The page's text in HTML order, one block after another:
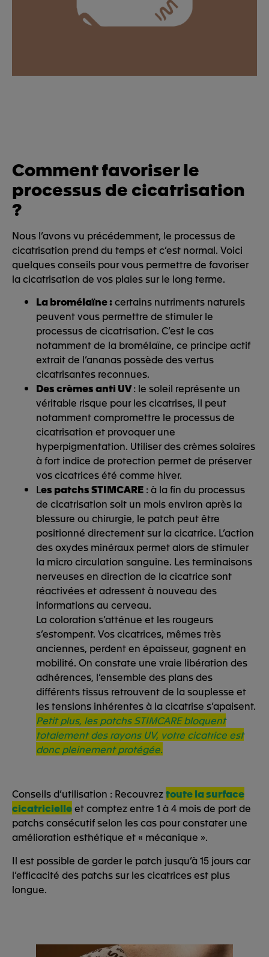
Comment favoriser le
processus de cicatrisation
?
Nous l’avons vu précédemment, le processus de
cicatrisation prend du temps et c’est normal. Voici
quelques conseils pour vous permettre de favoriser
la cicatrisation de vos plaies sur le long terme.
La bromélaïne :certains nutriments naturels
peuvent vous permettre de stimuler le
processus de cicatrisation. C’est le cas
notamment de la bromélaïne, ce principe actif
extrait de l’ananas possède des vertus
cicatrisantes reconnues.
Des crèmes anti UV: le soleil représente un
véritable risque pour les cicatrises, il peut
notamment compromettre le processus de
cicatrisation et provoquer une
hyperpigmentation. Utiliser des crèmes solaires
à fort indice de protection permet de préserver
vos cicatrices été comme hiver.
Les patchs STIMCARE : à la fin du processus
de cicatrisation soit un mois environ après la
blessure ou chirurgie, le patch peut être
positionné directement sur la cicatrice. L’action
des oxydes minéraux permet alors de stimuler
la micro circulation sanguine. Les terminaisons
nerveuses en direction de la cicatrice sont
réactivées et adressent à nouveau des
informations au cerveau.
La coloration s’atténue et les rougeurs
s’estompent. Vos cicatrices, mêmes très
anciennes, perdent en épaisseur, gagnent en
mobilité. On constate une vraie libération des
adhérences, l’ensemble des plans des
différents tissus retrouvent de la souplesse et
les tensions inhérentes à la cicatrise s’apaisent.
Petit plus, les patchs STIMCARE bloquent
totalement des rayons UV, votre cicatrice est
donc pleinement protégée.
Conseils d’utilisation : Recouvreztoute la surface
cicatricielleet comptez entre 1 à 4 mois de port de
patchs consécutif selon les cas pour constater une
amélioration esthétique et « mécanique ».
Il est possible de garder le patch jusqu’à 15 jours car
l’efficacité des patchs sur les cicatrices est plus
longue.